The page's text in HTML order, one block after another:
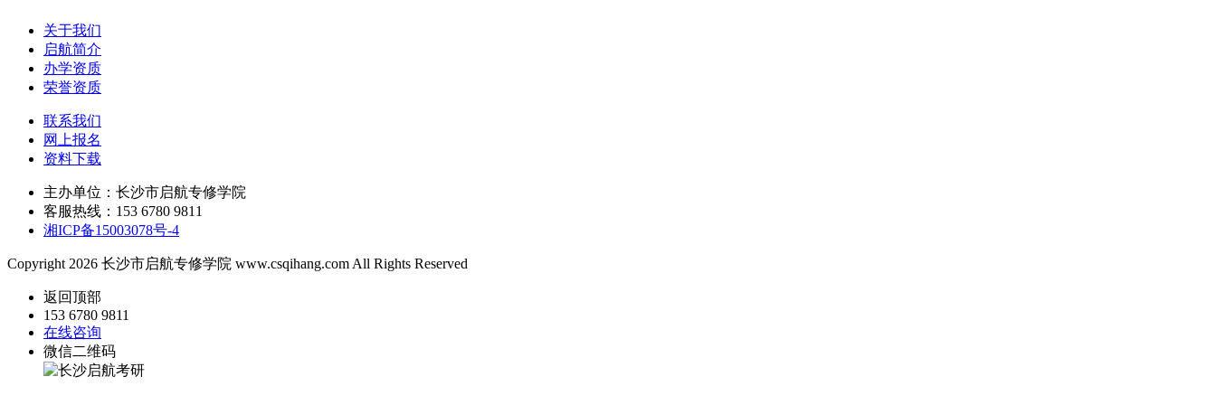
关于我们
启航简介
办学资质
荣誉资质
联系我们
网上报名
资料下载
主办单位：长沙市启航专修学院
客服热线：153 6780 9811
湘ICP备15003078号-4
Copyright 2026 长沙市启航专修学院 www.csqihang.com All Rights Reserved
返回顶部
153 6780 9811
在线咨询
微信二维码